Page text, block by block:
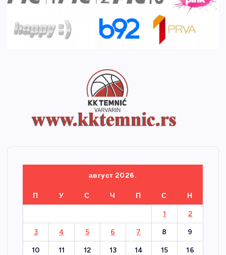
август 2026.
П У С Ч П С Н
1 2
3 4 5 6 7 8 9
10 11 12 13 14 15 16